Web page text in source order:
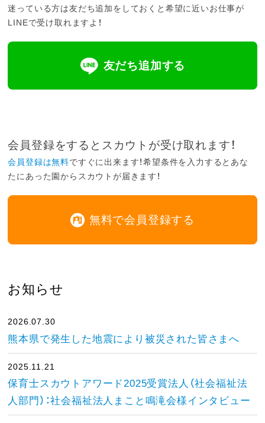
迷っている方は友だち追加をしておくと希望に近いお仕事が
LINEで受け取れますよ！
友だち追加する
会員登録をするとスカウトが受け取れます！
会員登録は無料ですぐに出来ます！希望条件を入力するとあな
たにあった園からスカウトが届きます！
無料で会員登録する
お知らせ
2026.07.30
熊本県で発生した地震により被災された皆さまへ
2025.11.21
保育士スカウトアワード2025受賞法人（社会福祉法
人部門）：社会福祉法人まこと鳴滝会様インタビュー